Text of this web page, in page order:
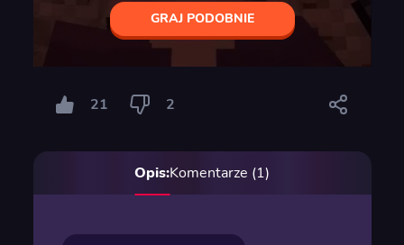
GRAJ PODOBNIE
21 2
Opis:Komentarze (1)